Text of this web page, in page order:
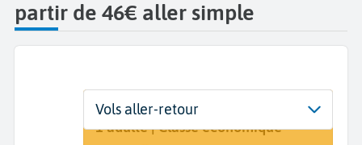
partir de 46€ aller simple
Départ
Nantes (NTE)
Dates
30 sept. - 7 oct.
Voyageurs | Classe
1 adulte | Classe économique
Vols aller-retour